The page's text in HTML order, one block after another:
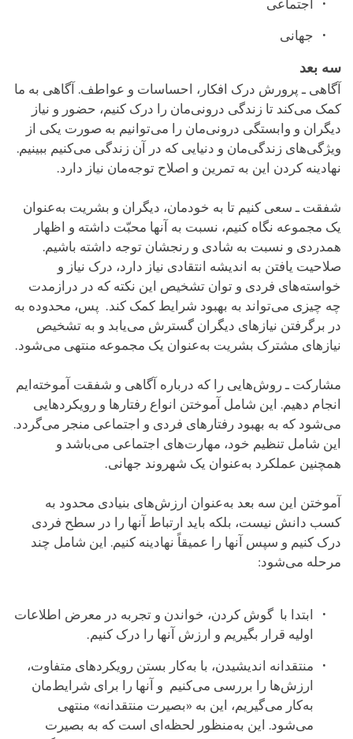
اجتماعی
جهانی
سه بعد
آگاهی ـ پرورش درک افکار، احساسات و عواطف. آگاهی به ما
کمک می‌کند تا زندگی درونی‌مان را درک کنیم، حضور و نیاز
دیگران و وابستگی درونی‌مان را می‌توانیم به صورت یکی از
ویژگی‌های زندگی‌‌مان و دنیایی که در آن زندگی می‌کنیم ببینیم.
نهادینه کردن این به تمرین و اصلاح توجه‌مان نیاز دارد.
شفقت ـ سعی کنیم تا به خودمان، دیگران و بشریت به‌عنوان
یک مجموعه نگاه کنیم، نسبت به آنها محبّت داشته و اظهار
همدردی و نسبت به شادی و رنجشان توجه داشته باشیم.
صلاحیت یافتن به اندیشه انتقادی نیاز دارد، درک نیاز و
خواسته‌های فردی و توان تشخیص این نکته که در درازمدت
چه چیزی می‌تواند به بهبود شرایط کمک کند. پس، محدوده به
در برگرفتن ‌نیازهای دیگران گسترش می‌یابد و به تشخیص
نیازهای مشترک بشریت به‌عنوان یک مجموعه منتهی می‌شود.
مشارکت ـ روش‌هایی را که درباره آگاهی و شفقت آموخته‌ایم
انجام دهیم. این شامل آموختن انواع رفتارها و رویکردهایی
می‌شود که به بهبود رفتارهای فردی و اجتماعی منجر می‌گردد.
این شامل تنظیم خود، مهارت‌های اجتماعی می‌باشد و
همچنین عملکرد به‌عنوان یک شهروند جهانی.
آموختن این سه بعد به‌عنوان ارزش‌های بنیادی محدود به
کسب دانش نیست، بلکه باید ارتباط آنها را در سطح فردی
درک کنیم و سپس آنها را عمیقاً نهادینه کنیم. این شامل چند
مرحله می‌شود:
ابتدا با گوش کردن، خواندن و تجربه در معرض اطلاعات
اولیه قرار بگیریم و ارزش آنها را درک کنیم.
منتقدانه اندیشیدن، با به‌کار بستن رویکردهای متفاوت،
ارزش‌ها را بررسی می‌کنیم و آنها را برای شرایط‌مان
به‌کار می‌گیریم، این به «بصیرت منتقدانه» منتهی
می‌شود. این به‌منظور لحظه‌ای است که به بصیرت